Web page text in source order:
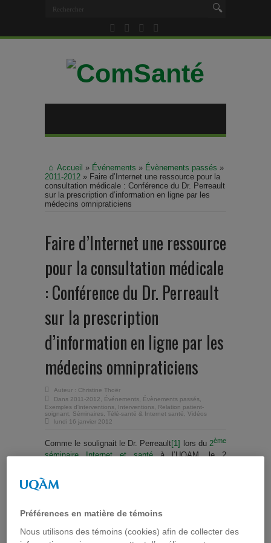
Accueil » Événements » Évènements passés »
2011-2012 » Faire d’Internet une ressource pour la
consultation médicale : Conférence du Dr. Perreault
sur la prescription d’information en ligne par les
médecins omnipraticiens
Faire d’Internet une ressource
pour la consultation médicale
: Conférence du Dr. Perreault
sur la prescription
d’information en ligne par les
médecins omnipraticiens
Auteur : Christine Thoër
Dans 2011-2012 Événements Évènements passés
Exemples d'interventions
Interventions
Relation patient-
soignant
Séminaires Télé-santé & Internet santé
Vidéos
lundi 16 janvier 2012
Comme le soulignait le Dr. Perreault[1] lors du 2ème
séminaire Internet et santéà l’UQAM, le 2
relatives aux pathologies et à leur gestion est à
l’origine de bien des consultations médicales. Or
mission et ne savent pas toujours comment rendre
côté, le patient n’est pas toujours à l’aise à poser
Préférences en matière de témoins
Nous utilisons des témoins (cookies) afin de collecter des